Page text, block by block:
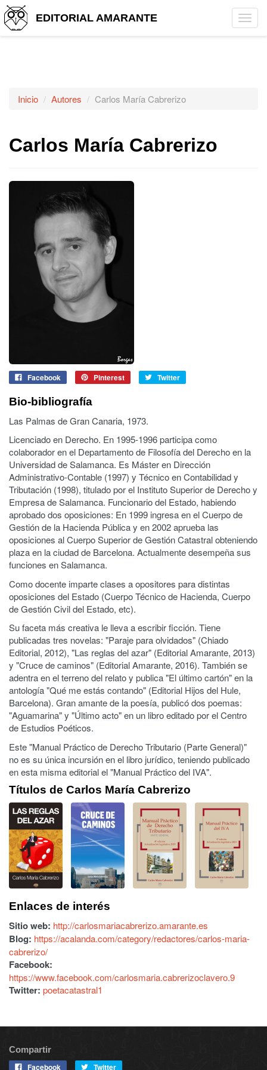
EDITORIAL AMARANTE
Inicio Autores Carlos María Cabrerizo
Carlos María Cabrerizo
Facebook Pinterest Twitter
Bio-bibliografía
Las Palmas de Gran Canaria, 1973.
Licenciado en Derecho. En 1995-1996 participa como
colaborador en el Departamento de Filosofía del Derecho en la
Universidad de Salamanca. Es Máster en Dirección
Administrativo-Contable (1997) y Técnico en Contabilidad y
Tributación (1998), titulado por el Instituto Superior de Derecho y
Empresa de Salamanca. Funcionario del Estado, habiendo
aprobado dos oposiciones: En 1999 ingresa en el Cuerpo de
Gestión de la Hacienda Pública y en 2002 aprueba las
oposiciones al Cuerpo Superior de Gestión Catastral obteniendo
plaza en la ciudad de Barcelona. Actualmente desempeña sus
funciones en Salamanca.
Como docente imparte clases a opositores para distintas
oposiciones del Estado (Cuerpo Técnico de Hacienda, Cuerpo
de Gestión Civil del Estado, etc).
Su faceta más creativa le lleva a escribir ficción. Tiene
publicadas tres novelas: "Paraje para olvidados" (Chiado
Editorial, 2012), "Las reglas del azar" (Editorial Amarante, 2013)
y "Cruce de caminos" (Editorial Amarante, 2016). También se
adentra en el terreno del relato y publica "El último cartón" en la
antología "Qué me estás contando" (Editorial Hijos del Hule,
Barcelona). Gran amante de la poesía, publicó dos poemas:
"Aguamarina" y "Último acto" en un libro editado por el Centro
de Estudios Poéticos.
Este "Manual Práctico de Derecho Tributario (Parte General)"
no es su única incursión en el libro jurídico, teniendo publicado
en esta misma editorial el "Manual Práctico del IVA".
Títulos de Carlos María Cabrerizo
Enlaces de interés
Sitio web: http://carlosmariacabrerizo.amarante.es
Blog: https://acalanda.com/category/redactores/carlos-maria-
cabrerizo/
Facebook:
https://www.facebook.com/carlosmaria.cabrerizoclavero.9
Twitter: poetacatastral1
Compartir
Facebook Twitter